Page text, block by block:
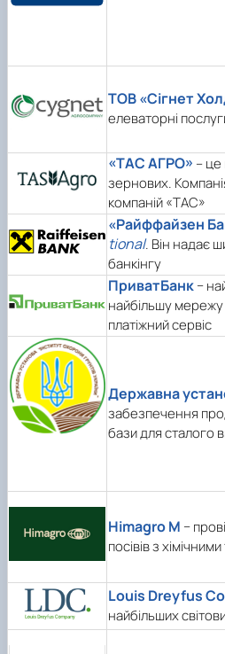
ТОВ «Сігнет
елеваторні
«ТАС АГРО» – це
зернових.
компаній «ТАС»
«Райффайзен
tional. Він надає
банкінгу
ПриватБанк−
найбільшу мережу
платіжний сервіс
Державна
забезпечення
бази для сталого
Himagro M −
посівів з
Louis Dreyfus
найбільших